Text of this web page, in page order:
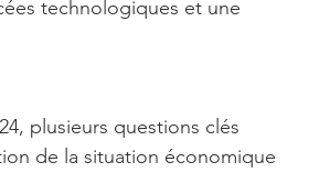
technologiques et une
plusieurs questions clés
de la situation économique